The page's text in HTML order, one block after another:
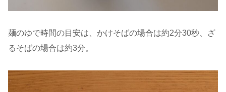
麺のゆで時間の目安は、かけそばの場合は約2分30秒、ざ
るそばの場合は約3分。